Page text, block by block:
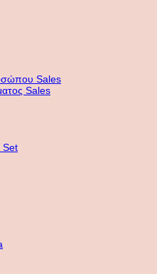
Sales
Sales
Set